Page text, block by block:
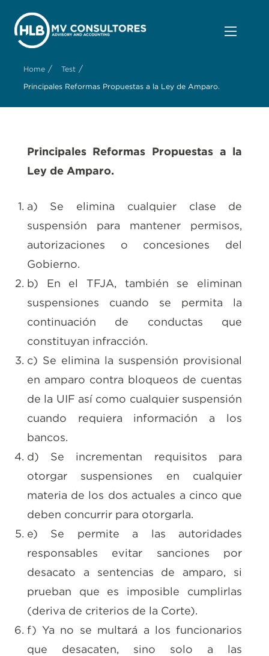
Home / Test /
Principales Reformas Propuestas a la Ley de Amparo.
Principales Reformas Propuestas a la
Ley de Amparo.
a) Se elimina cualquier clase de
suspensión para mantener permisos,
autorizaciones o concesiones del
Gobierno.
b) En el TFJA, también se eliminan
suspensiones cuando se permita la
continuación de conductas que
constituyan infracción.
c) Se elimina la suspensión provisional
en amparo contra bloqueos de cuentas
de la UIF así como cualquier suspensión
cuando requiera información a los
bancos.
d) Se incrementan requisitos para
otorgar suspensiones en cualquier
materia de los dos actuales a cinco que
deben concurrir para otorgarla.
e) Se permite a las autoridades
responsables evitar sanciones por
desacato a sentencias de amparo, si
prueban que es imposible cumplirlas
(deriva de criterios de la Corte).
f) Ya no se multará a los funcionarios
que desacaten, sino solo a las